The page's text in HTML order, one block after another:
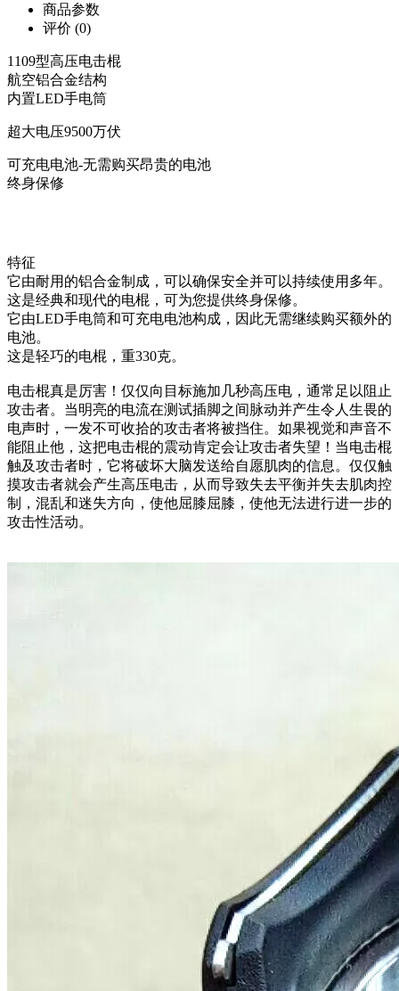
商品参数
评价 (0)
1109型高压电击棍
航空铝合金结构
内置LED手电筒
超大电压9500万伏
可充电电池-无需购买昂贵的电池
终身保修
特征
它由耐用的铝合金制成，可以确保安全并可以持续使用多年。
这是经典和现代的电棍，可为您提供终身保修。
它由LED手电筒和可充电电池构成，因此无需继续购买额外的
电池。
这是轻巧的电棍，重330克。
电击棍真是厉害！仅仅向目标施加几秒高压电，通常足以阻止
攻击者。当明亮的电流在测试插脚之间脉动并产生令人生畏的
电声时，一发不可收拾的攻击者将被挡住。如果视觉和声音不
能阻止他，这把电击棍的震动肯定会让攻击者失望！当电击棍
触及攻击者时，它将破坏大脑发送给自愿肌肉的信息。仅仅触
摸攻击者就会产生高压电击，从而导致失去平衡并失去肌肉控
制，混乱和迷失方向，使他屈膝屈膝，使他无法进行进一步的
攻击性活动。